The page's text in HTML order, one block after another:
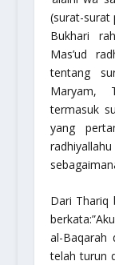
(surat-surat
Bukhari
Mas’ud
tentang
Maryam,
termasuk
yang
Dari Thariq
al-Baqarah
telah turun